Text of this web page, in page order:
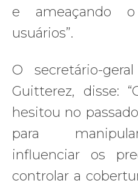
e ameaçando
usuários”.
O secretário-
Guitterez, disse:
hesitou no
para
influenciar os
controlar a